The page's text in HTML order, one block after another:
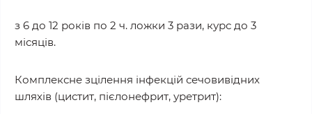
з 6 до 12 років по 2 ч. ложки 3 рази, курс до 3
місяців.
Комплексне зцілення інфекцій сечовивідних
шляхів (цистит, пієлонефрит, уретрит):